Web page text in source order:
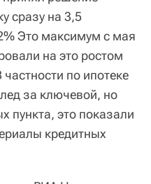
сразу на 3,5
Это максимум с мая
на это ростом
по ипотеке
за ключевой, но
пункта, это показали
кредитных